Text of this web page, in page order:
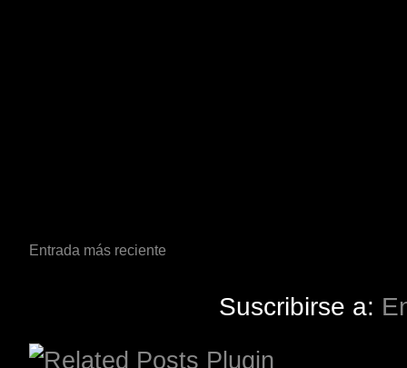
Entrada más reciente
Suscribirse a: